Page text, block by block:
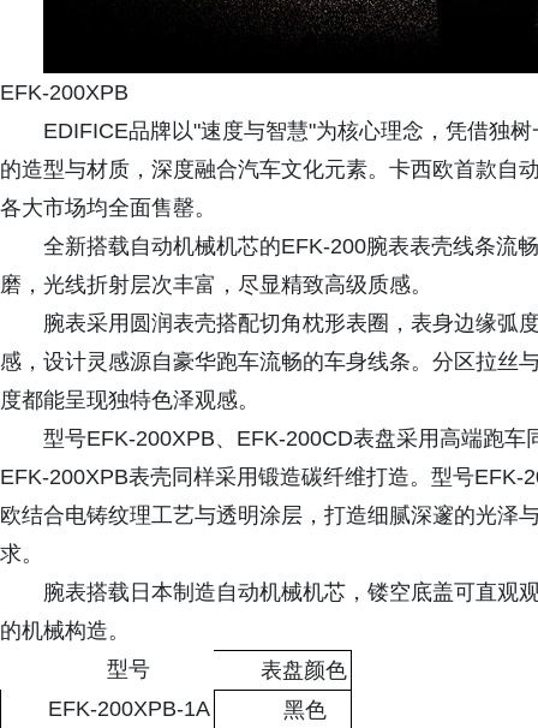
EFK-200XPB
EDIFICE品牌以"速度与智慧"为核心理念，凭借独
的造型与材质，深度融合汽车文化元素。卡西欧首款自
各大市场均全面售罄。
全新搭载自动机械机芯的EFK-200腕表表壳线条流
磨，光线折射层次丰富，尽显精致高级质感。
腕表采用圆润表壳搭配切角枕形表圈，表身边缘弧
感，设计灵感源自豪华跑车流畅的车身线条。分区拉丝
度都能呈现独特色泽观感。
型号EFK-200XPB、EFK-200CD表盘采用高端跑
EFK-200XPB表壳同样采用锻造碳纤维打造。型号
欧结合电铸纹理工艺与透明涂层，打造细腻深邃的光泽
求。
腕表搭载日本制造自动机械机芯，镂空底盖可直观
的机械构造。
型号
表盘颜色
EFK-200XPB-1A
黑色